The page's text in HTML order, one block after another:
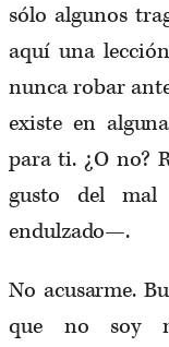
sólo algunos
aquí una
nunca robar
existe en
para ti. ¿O no?
gusto del mal
endulzado—.
No acusarme.
que no soy